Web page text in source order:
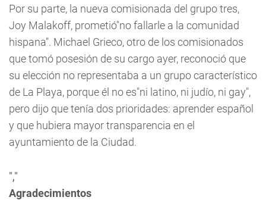
Por su parte, la nueva comisionada del grupo tres,
Joy Malakoff, prometió"no fallarle a la comunidad
hispana". Michael Grieco, otro de los comisionados
que tomó posesión de su cargo ayer, reconoció que
su elección no representaba a un grupo característico
de La Playa, porque él no es"ni latino, ni judío, ni gay",
pero dijo que tenía dos prioridades: aprender español
y que hubiera mayor transparencia en el
ayuntamiento de la Ciudad.
","
Agradecimientos